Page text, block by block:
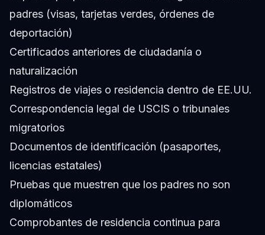
padres (visas, tarjetas verdes, órdenes de
deportación)
Certificados anteriores de ciudadanía o
naturalización
Registros de viajes o residencia dentro de EE.UU.
Correspondencia legal de USCIS o tribunales
migratorios
Documentos de identificación (pasaportes,
licencias estatales)
Pruebas que muestren que los padres no son
diplomáticos
Comprobantes de residencia continua para